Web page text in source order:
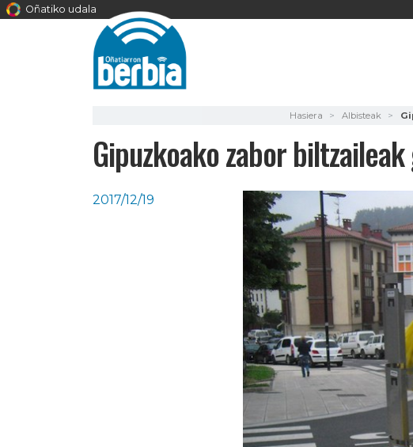
Oñatiko udala
Hasiera Albisteak
Gipuzkoako zabor
2017/12/19